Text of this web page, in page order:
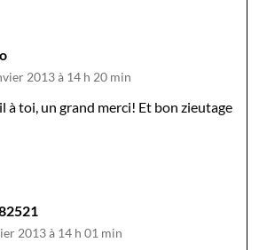
2013 à 14 h 20 min
à toi, un grand merci! Et bon zieutage
2013 à 14 h 01 min